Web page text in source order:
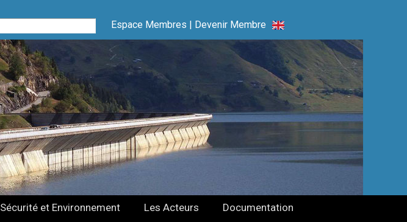
Espace Membres | Devenir Membre
Sécurité et Environnement Les Acteurs
Documentation